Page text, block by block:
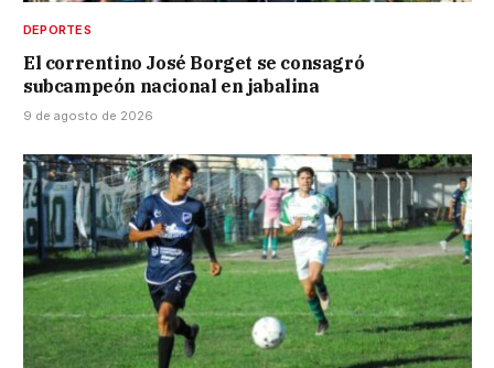
DEPORTES
El correntino José Borget se consagró
subcampeón nacional en jabalina
9 de agosto de 2026